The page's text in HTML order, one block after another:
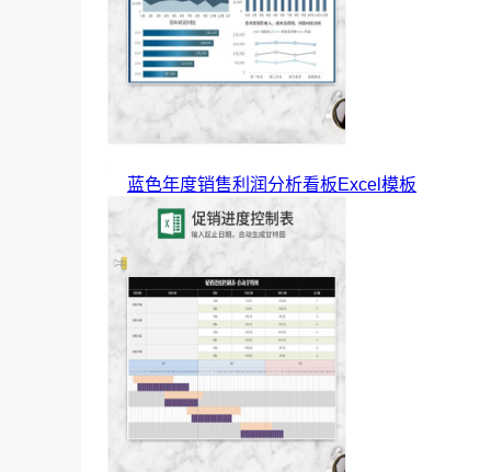
蓝色年度销售利润分析看板Excel模板